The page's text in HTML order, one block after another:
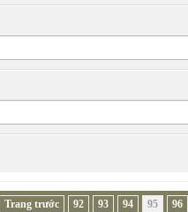
Trang trước 92 93 94 95 96